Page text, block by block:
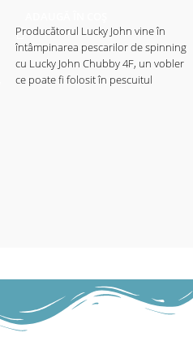
Producătorul Lucky John vine în
întâmpinarea pescarilor de spinning
cu Lucky John Chubby 4F, un vobler
ce poate fi folosit în pescuitul
îi asigură o evoluție atractivă. Cele 2
ancore cu care este echipat sunt
extrem de ascuțite și asigură o rată